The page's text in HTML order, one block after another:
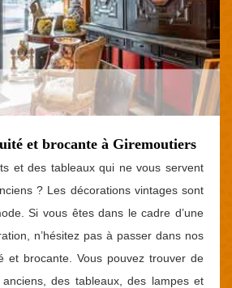
et brocante à Giremoutiers
et des tableaux qui ne vous servent
? Les décorations vintages sont
Si vous êtes dans le cadre d’une
n’hésitez pas à passer dans nos
et brocante. Vous pouvez trouver de
des tableaux, des lampes et